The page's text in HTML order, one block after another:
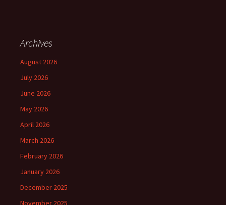
Archives
August 2026
July 2026
June 2026
May 2026
April 2026
March 2026
February 2026
January 2026
December 2025
November 2025